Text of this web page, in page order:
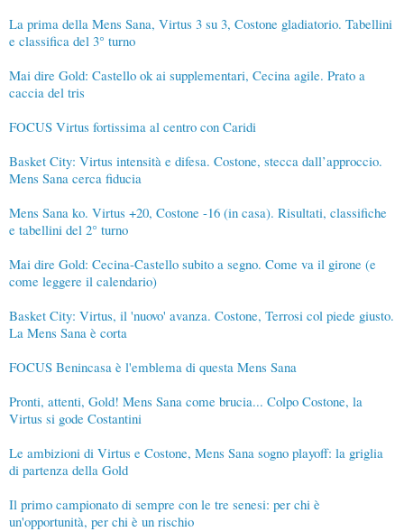
La prima della Mens Sana, Virtus 3 su 3, Costone gladiatorio. Tabellini
e classifica del 3° turno
Mai dire Gold: Castello ok ai supplementari, Cecina agile. Prato a
caccia del tris
FOCUS Virtus fortissima al centro con Caridi
Basket City: Virtus intensità e difesa. Costone, stecca dall’approccio.
Mens Sana cerca fiducia
Mens Sana ko. Virtus +20, Costone -16 (in casa). Risultati, classifiche
e tabellini del 2° turno
Mai dire Gold: Cecina-Castello subito a segno. Come va il girone (e
come leggere il calendario)
Basket City: Virtus, il 'nuovo' avanza. Costone, Terrosi col piede giusto.
La Mens Sana è corta
FOCUS Benincasa è l'emblema di questa Mens Sana
Pronti, attenti, Gold! Mens Sana come brucia... Colpo Costone, la
Virtus si gode Costantini
Le ambizioni di Virtus e Costone, Mens Sana sogno playoff: la griglia
di partenza della Gold
Il primo campionato di sempre con le tre senesi: per chi è
un'opportunità, per chi è un rischio